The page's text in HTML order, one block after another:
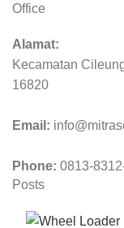
Office
Alamat:
Kecamatan
16820
Email:
Phone: 0813-
Posts